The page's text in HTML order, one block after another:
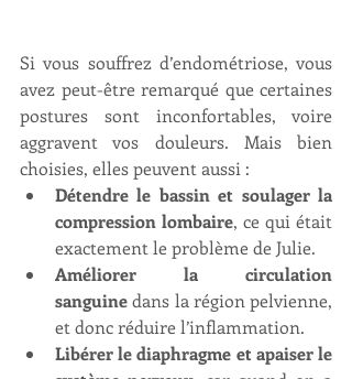
Si vous souffrez d’endométriose, vous
avez peut-être remarqué que certaines
postures sont inconfortables, voire
aggravent vos douleurs. Mais bien
choisies, elles peuvent aussi :
Détendre le bassin et soulager la
compression lombaire, ce qui était
exactement le problème de Julie.
Améliorer la circulation
sanguine dans la région pelvienne,
et donc réduire l’inflammation.
Libérer le diaphragme et apaiser le